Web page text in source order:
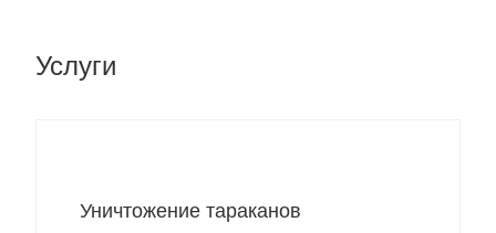
Услуги
Уничтожение тараканов